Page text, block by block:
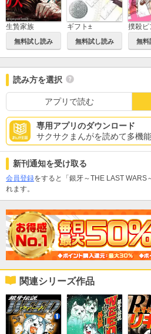
生贄家族
無料試し読み
ギフト±
無料試し読み 無料
読み方を選択
アプリで読む
専用アプリのダウンロード
サクサクまんがを読めて多機能
新刊通知を受け取る
会員登録をすると「銀牙～THE LAST WARS
れます。
関連シリーズ作品